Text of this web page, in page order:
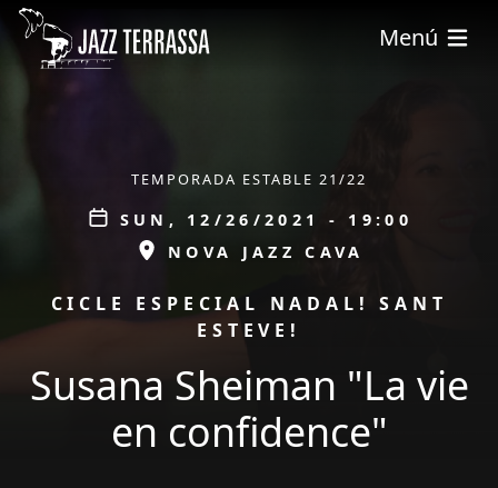
Skip to main content
Menú
TEMPORADA ESTABLE 21/22
Data
SUN, 12/26/2021 - 19:00
ESPAI
NOVA JAZZ CAVA
PROMOCIÓ
CICLE ESPECIAL NADAL! SANT
ESTEVE!
Susana Sheiman "La vie
en confidence"